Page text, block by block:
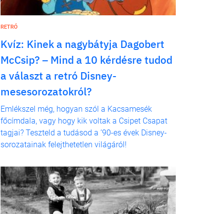
RETRÓ
Kvíz: Kinek a nagybátyja Dagobert
McCsip? – Mind a 10 kérdésre tudod
a választ a retró Disney-
mesesorozatokról?
Emlékszel még, hogyan szól a Kacsamesék
főcímdala, vagy hogy kik voltak a Csipet Csapat
tagjai? Teszteld a tudásod a ’90-es évek Disney-
sorozatainak felejthetetlen világáról!